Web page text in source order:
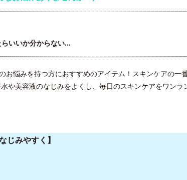
らいいか分からない…
お悩みを持つ方におすすめのアイテム！スキンケアの一
や美容液のなじみをよくし、毎日のスキンケアをワンラ
じみやすく】